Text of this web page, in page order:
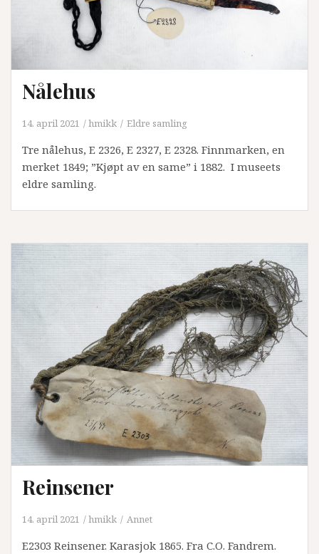
Nålehus
14. april 2021 hmikk Eldre samling
Tre nålehus, E 2326, E 2327, E 2328. Finnmarken, en
merket 1849; ”Kjøpt av en same” i 1882. I museets
eldre samling.
Reinsener
14. april 2021 hmikk Annet
E2303 Reinsener. Karasjok 1865. Fra C.O. Fandrem.